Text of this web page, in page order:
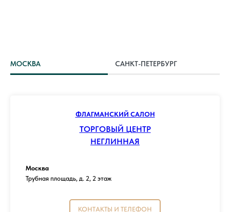
МОСКВА САНКТ-ПЕТЕРБУРГ
ФЛАГМАНСКИЙ САЛОН
ТОРГОВЫЙ ЦЕНТР
НЕГЛИННАЯ
Москва
Трубная площадь, д. 2, 2 этаж
КОНТАКТЫ И ТЕЛЕФОН